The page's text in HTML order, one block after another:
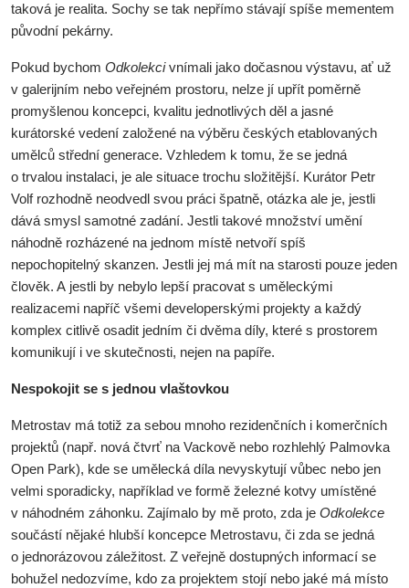
taková je realita. Sochy se tak nepřímo stávají spíše mementem
původní pekárny.
Pokud bychom Odkolekcivnímali jako dočasnou výstavu, ať už
v galerijním nebo veřejném prostoru, nelze jí upřít poměrně
promyšlenou koncepci, kvalitu jednotlivých děl a jasné
kurátorské vedení založené na výběru českých etablovaných
umělců střední generace. Vzhledem k tomu, že se jedná
o trvalou instalaci, je ale situace trochu složitější. Kurátor Petr
Volf rozhodně neodvedl svou práci špatně, otázka ale je, jestli
dává smysl samotné zadání. Jestli takové množství umění
náhodně rozházené na jednom místě netvoří spíš
nepochopitelný skanzen. Jestli jej má mít na starosti pouze jeden
člověk. A jestli by nebylo lepší pracovat s uměleckými
realizacemi napříč všemi developerskými projekty a každý
komplex citlivě osadit jedním či dvěma díly, které s prostorem
komunikují i ve skutečnosti, nejen na papíře.
Nespokojit se s jednou vlaštovkou
Metrostav má totiž za sebou mnoho rezidenčních i komerčních
projektů (např. nová čtvrť na Vackově nebo rozhlehlý Palmovka
Open Park), kde se umělecká díla nevyskytují vůbec nebo jen
velmi sporadicky, například ve formě železné kotvy umístěné
v náhodném záhonku. Zajímalo by mě proto, zda je Odkolekce
součástí nějaké hlubší koncepce Metrostavu, či zda se jedná
o jednorázovou záležitost. Z veřejně dostupných informací se
bohužel nedozvíme, kdo za projektem stojí nebo jaké má místo